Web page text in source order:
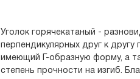
Уголок горячекатаный -
перпендикулярных друг к
имеющий Г-образную форму, а
степень прочности на изгиб.